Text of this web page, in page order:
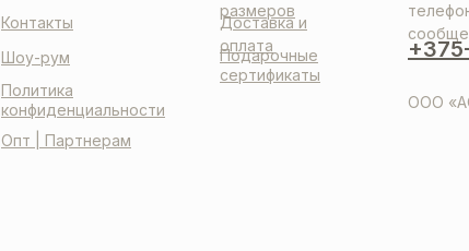
размеров
Доставка и
оплата
Подарочные
сертификаты
ООО
Контакты
Шоу-рум
Политика
конфиденциальности
Опт | Партнерам